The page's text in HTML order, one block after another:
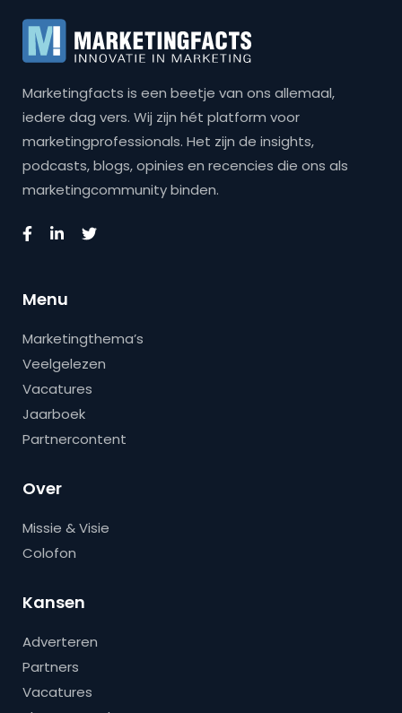
Marketingfacts is een beetje van ons allemaal,
iedere dag vers. Wij zijn hét platform voor
marketingprofessionals. Het zijn de insights,
podcasts, blogs, opinies en recencies die ons als
marketingcommunity binden.
Menu
Marketingthema’s
Veelgelezen
Vacatures
Jaarboek
Partnercontent
Over
Missie & Visie
Colofon
Kansen
Adverteren
Partners
Vacatures